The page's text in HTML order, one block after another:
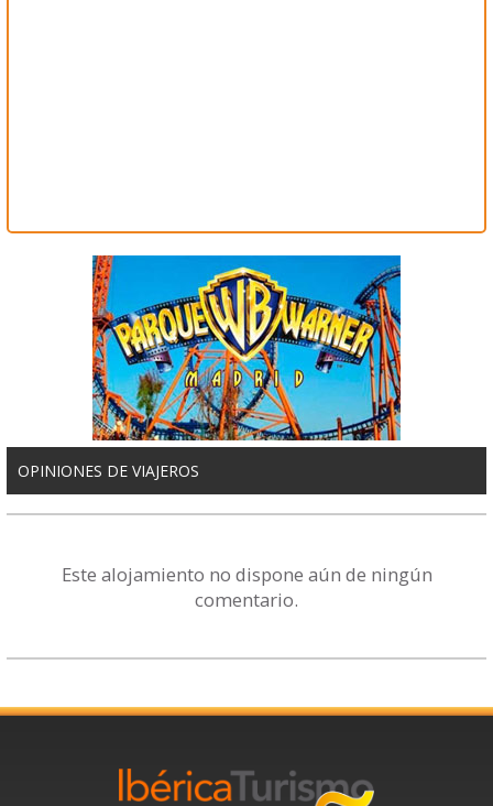
OPINIONES DE VIAJEROS
Este alojamiento no dispone aún de ningún
comentario.